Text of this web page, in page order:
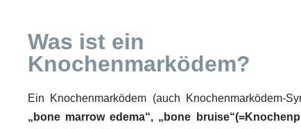
Was ist ein
Knochenmarködem?
Ein Knochenmarködem (auch Knochenmarködem-
„bone marrow edema“, „bone